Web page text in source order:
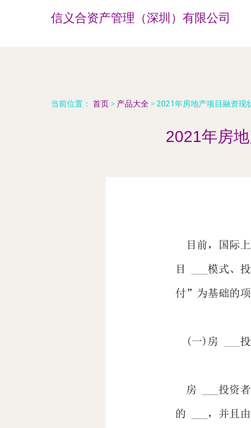
信义合资产管理（深圳）有限公司
当前位置： 首页 > 产品大全 > 2021年房地产项目融资现
2021年房